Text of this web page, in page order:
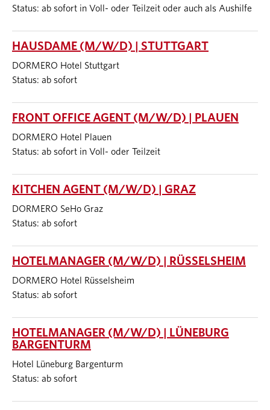
Status: ab sofort in Voll- oder Teilzeit oder auch als Aushilfe
HAUSDAME (M/W/D) | STUTTGART
DORMERO Hotel Stuttgart
Status: ab sofort
FRONT OFFICE AGENT (M/W/D) | PLAUEN
DORMERO Hotel Plauen
Status: ab sofort in Voll- oder Teilzeit
KITCHEN AGENT (M/W/D) | GRAZ
DORMERO SeHo Graz
Status: ab sofort
HOTELMANAGER (M/W/D) | RÜSSELSHEIM
DORMERO Hotel Rüsselsheim
Status: ab sofort
HOTELMANAGER (M/W/D) | LÜNEBURG
BARGENTURM
Hotel Lüneburg Bargenturm
Status: ab sofort